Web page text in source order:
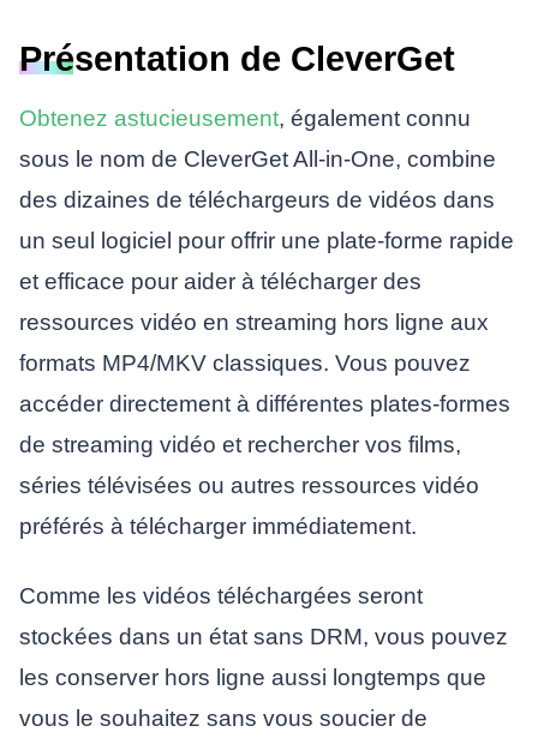
Présentation de CleverGet
Obtenez astucieusement, également connu
sous le nom de CleverGet All-in-One, combine
des dizaines de téléchargeurs de vidéos dans
un seul logiciel pour offrir une plate-forme rapide
et efficace pour aider à télécharger des
ressources vidéo en streaming hors ligne aux
formats MP4/MKV classiques. Vous pouvez
accéder directement à différentes plates-formes
de streaming vidéo et rechercher vos films,
séries télévisées ou autres ressources vidéo
préférés à télécharger immédiatement.
Comme les vidéos téléchargées seront
stockées dans un état sans DRM, vous pouvez
les conserver hors ligne aussi longtemps que
vous le souhaitez sans vous soucier de